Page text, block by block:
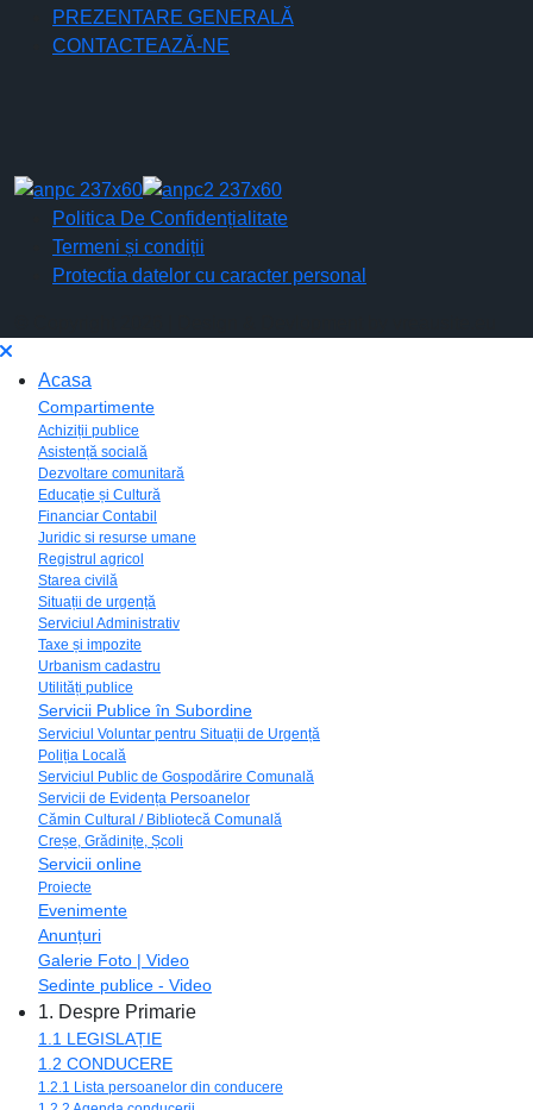
PREZENTARE GENERALĂ
CONTACTEAZĂ-NE
Politica De Confidențialitate
Termeni și condiții
Protectia datelor cu caracter personal
Acasa
Compartimente
Achiziții publice
Asistență socială
Dezvoltare comunitară
Educație și Cultură
Financiar Contabil
Juridic si resurse umane
Registrul agricol
Starea civilă
Situații de urgență
Serviciul Administrativ
Taxe și impozite
Urbanism cadastru
Utilități publice
Servicii Publice în Subordine
Serviciul Voluntar pentru Situații de Urgență
Poliția Locală
Serviciul Public de Gospodărire Comunală
Servicii de Evidența Persoanelor
Cămin Cultural / Bibliotecă Comunală
Creșe, Grădinițe, Școli
Servicii online
Proiecte
Evenimente
Anunțuri
Galerie Foto | Video
Sedinte publice - Video
1. Despre Primarie
1.1 LEGISLAȚIE
1.2 CONDUCERE
1.2.1 Lista persoanelor din conducere